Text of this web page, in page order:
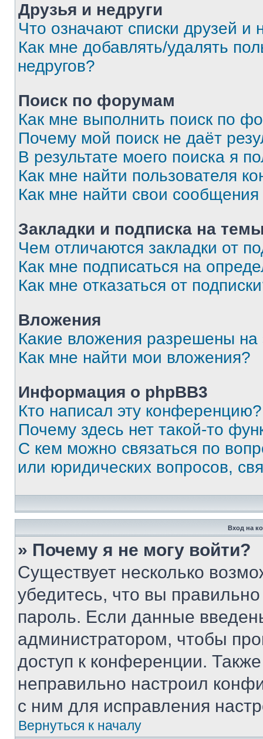
Друзья и недруги
Что означают списки друзей и
Как мне добавлять/удалять
недругов?
Поиск по форумам
Как мне выполнить поиск по
Почему мой поиск не даёт
В результате моего поиска я
Как мне найти пользователя
Как мне найти свои
Закладки и подписка на
Чем отличаются закладки от
Как мне подписаться на
Как мне отказаться от
Вложения
Какие вложения разрешены
Как мне найти мои вложения?
Информация о phpBB3
Кто написал эту конференцию?
Почему здесь нет такой-то
С кем можно связаться по
или юридических вопросов,
Вход на
» Почему я не могу войти?
Существует несколько
убедитесь, что вы
пароль. Если данные
администратором, чтобы
доступ к конференции.
неправильно настроил
с ним для исправления
Вернуться к началу